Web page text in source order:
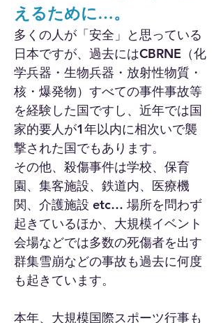
えるために…。
多くの人が「安全」と思っている
日本ですが、過去にはCBRNE（化
学兵器・生物兵器・放射性物質・
核・爆発物）すべての事件事故等
を経験した国ですし、近年では国
家的要人が1年以内に相次いで襲
撃された国でもあります。
その他、殺傷事件は学校、保育
園、集客施設、鉄道内、医療機
関、介護施設 etc… 場所を問わず
起きているほか、 大規模イベント
会場などでは多数の死傷者を出す
群集雪崩などの事故も過去に何度
も起きています。
本年、大規模国際スポーツ行事も